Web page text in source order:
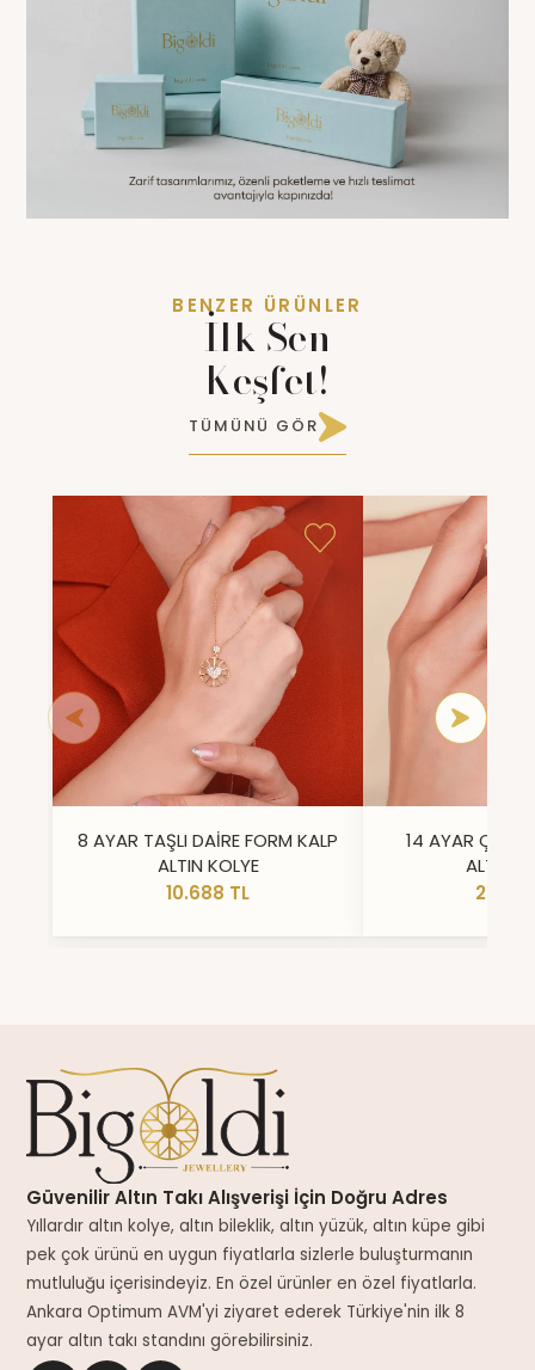
BENZER ÜRÜNLER
İlk Sen
Keşfet!
TÜMÜNÜ GÖR
8 AYAR TAŞLI DAİRE FORM KALP
ALTIN KOLYE
10.688 TL
14 AYAR ÇİFT
ALTIN
Güvenilir Altın Takı Alışverişi İçin Doğru Adres
Yıllardır altın kolye, altın bileklik, altın yüzük, altın küpe gibi
pek çok ürünü en uygun fiyatlarla sizlerle buluşturmanın
mutluluğu içerisindeyiz. En özel ürünler en özel fiyatlarla.
Ankara Optimum AVM'yi ziyaret ederek Türkiye'nin ilk 8
ayar altın takı standını görebilirsiniz.